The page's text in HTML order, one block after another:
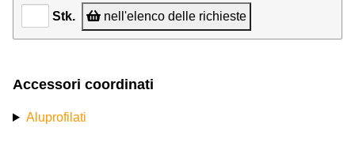
Stk. nell'elenco delle richieste
Accessori coordinati
Aluprofilati